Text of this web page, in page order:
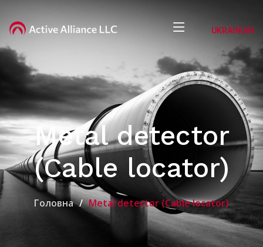
UKRAINIAN
Metal detector
(Cable locator)
Головна Metal detector (Cable locator)